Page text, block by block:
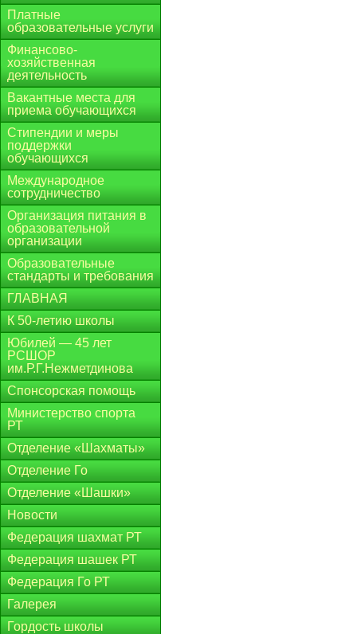
Платные
образовательные услуги
Финансово-
хозяйственная
деятельность
Вакантные места для
приема обучающихся
Стипендии и меры
поддержки
обучающихся
Международное
сотрудничество
Организация питания в
образовательной
организации
Образовательные
стандарты и требования
ГЛАВНАЯ
К 50-летию школы
Юбилей — 45 лет
РСШОР
им.Р.Г.Нежметдинова
Спонсорская помощь
Министерство спорта
РТ
Отделение «Шахматы»
Отделение Го
Отделение «Шашки»
Новости
Федерация шахмат РТ
Федерация шашек РТ
Федерация Го РТ
Галерея
Гордость школы